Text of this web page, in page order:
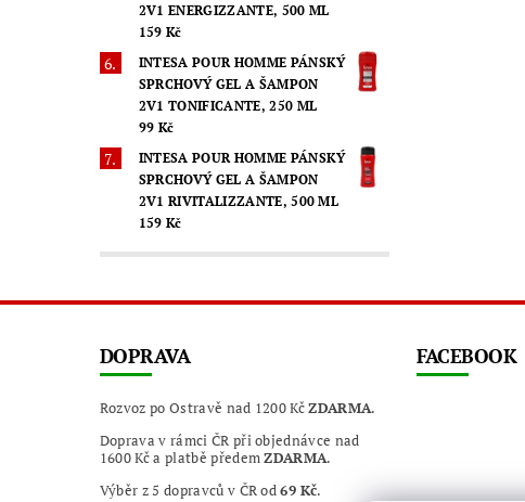
2V1 ENERGIZZANTE, 500 ML
159 Kč
INTESA POUR HOMME PÁNSKÝ
SPRCHOVÝ GEL A ŠAMPON
2V1 TONIFICANTE, 250 ML
99 Kč
INTESA POUR HOMME PÁNSKÝ
SPRCHOVÝ GEL A ŠAMPON
2V1 RIVITALIZZANTE, 500 ML
159 Kč
DOPRAVA
Rozvoz po Ostravě nad 1200 KčZDARMA.
Doprava v rámci ČR při objednávce nad
1600 Kč a platbě předemZDARMA.
Výběr z 5 dopravců v ČR od69 Kč.
FACEBOOK